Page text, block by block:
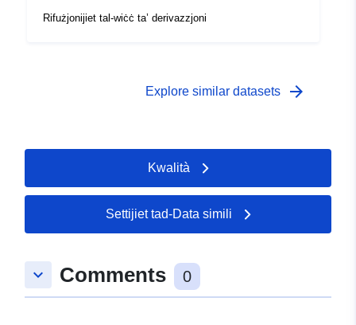
Rifużjonijiet tal-wiċċ ta’ derivazzjoni
Explore similar datasets arrow_forward
Kwalità
Settijiet tad-Data simili
keyboard_arrow_down Comments 0